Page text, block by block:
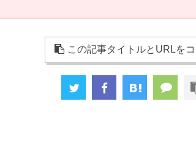
この記事タイトルとURLを